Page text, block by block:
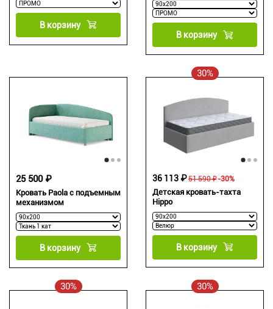
В корзину
В корзину
Кровать Paola с подъемным
механизмом
25 500 ₽
В корзину
30%
Детская кровать-тахта
Hippo
51 590 ₽
36 113 ₽ -30%
В корзину
30% 30%